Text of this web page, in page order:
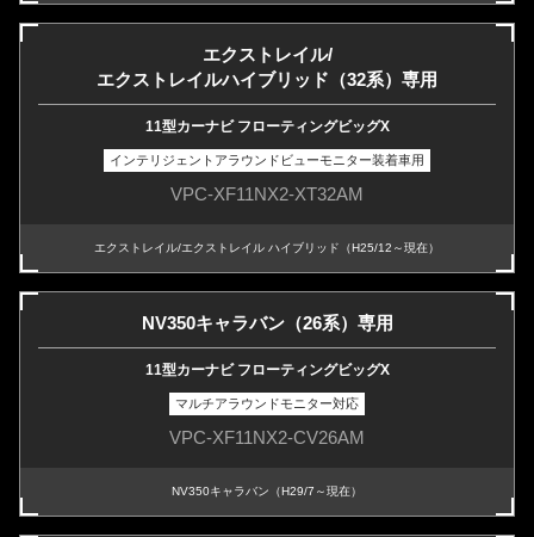
エクストレイル/
エクストレイルハイブリッド（32系）専用
11型カーナビ フローティングビッグX
インテリジェントアラウンドビューモニター装着車用
VPC-XF11NX2-XT32AM
エクストレイル/エクストレイル ハイブリッド（H25/12～現在）
NV350キャラバン（26系）専用
11型カーナビ フローティングビッグX
マルチアラウンドモニター対応
VPC-XF11NX2-CV26AM
NV350キャラバン（H29/7～現在）